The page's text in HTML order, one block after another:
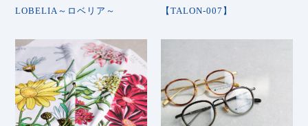
LOBELIA～ロベリア～ 【TALON-007】